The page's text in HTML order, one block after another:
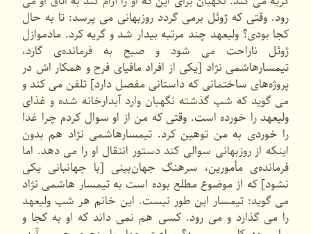
رود. وقتی که ژوئل برمی گردد روزبهانی می پرسد: تا به حال
کجا بودی؟ ولیعهد چند مرتبه بیدار شد و گریه کرد. مادموازل
ژوئل ناراحت می شود و صبح به فرمانده‌ی گارد،
تیمسار‌هاشمی نژاد [یکی از افراد مافیای فرح و همکار اش در
پروژه‌های ساختمانی که داستانی مفصل دارد] تلفن می کند و
می گوید که شب گذشته نگهبان وارد آبدارخانه شده و غذای
ولیعهد را خورده است. وقتی که من از او سوال کردم چرا غدا
را خوردی به من توهین کرد. تیمسار‌هاشمی نژاد هم بدون
اینکه از روزبهانی سوالی کند دستور انتقال او را می دهد. اما
فرمانده‌ی مأمورین، سرهنگ جهان‌بینی [با جهانبانی یکی
نشود] که از موضوع مطلع بوده است به تیمسار هاشمی نژاد
می گوید: تیمسار این طور نیست. این خانم هر شب ولیعهد
را می گذارد و می رود. کسی هم نمی داند که او به کجا و